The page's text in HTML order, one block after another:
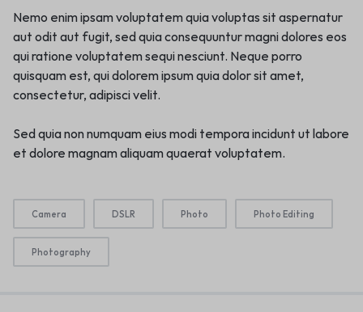
Nemo enim ipsam voluptatem quia voluptas sit aspernatur
aut odit aut fugit, sed quia consequuntur magni dolores eos
qui ratione voluptatem sequi nesciunt. Neque porro
quisquam est, qui dolorem ipsum quia dolor sit amet,
consectetur, adipisci velit.
Sed quia non numquam eius modi tempora incidunt ut labore
et dolore magnam aliquam quaerat voluptatem.
Camera DSLR Photo Photo Editing
Photography